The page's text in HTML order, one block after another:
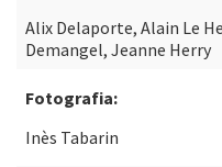
Alix Delaporte, Alain Le
Demangel, Jeanne Herry
Fotografia:
Inès Tabarin